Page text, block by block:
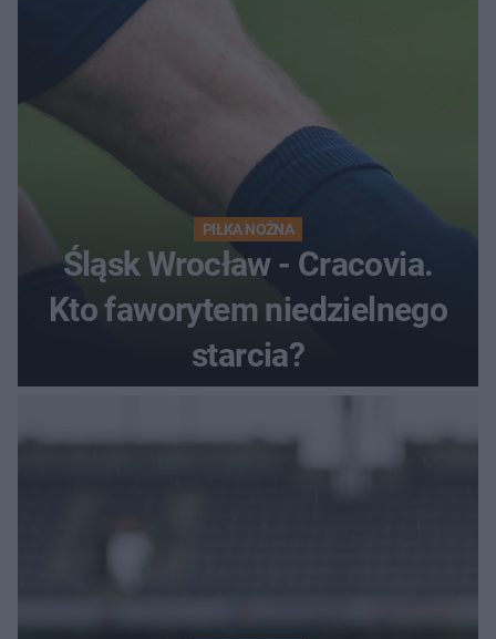
PIŁKA NOŻNA
Śląsk Wrocław - Cracovia.
Kto faworytem niedzielnego
starcia?